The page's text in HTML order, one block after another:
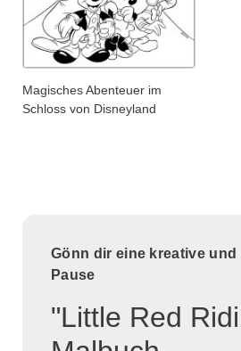
Magisches Abenteuer im
Schloss von Disneyland
Gönn dir eine kreative
Pause
"Little Red